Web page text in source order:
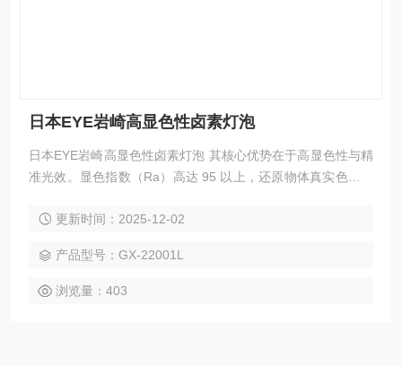
日本EYE岩崎高显色性卤素灯泡
日本EYE岩崎高显色性卤素灯泡 其核心优势在于高显色性与精
准光效。显色指数（Ra）高达 95 以上，还原物体真实色彩，
差检测等对色彩精度敏感的场景。灯泡额定功率 100W、工作
间，光线柔和且无频闪，可减少长时间照明下的视觉疲劳。采
用优质钨丝灯芯与石英玻璃外壳，热稳定性强，10
更新时间：2025-12-02
产品型号：GX-22001L
浏览量：403